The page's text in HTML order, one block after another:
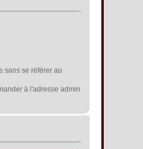
sans se référer au
à l'adresse admin